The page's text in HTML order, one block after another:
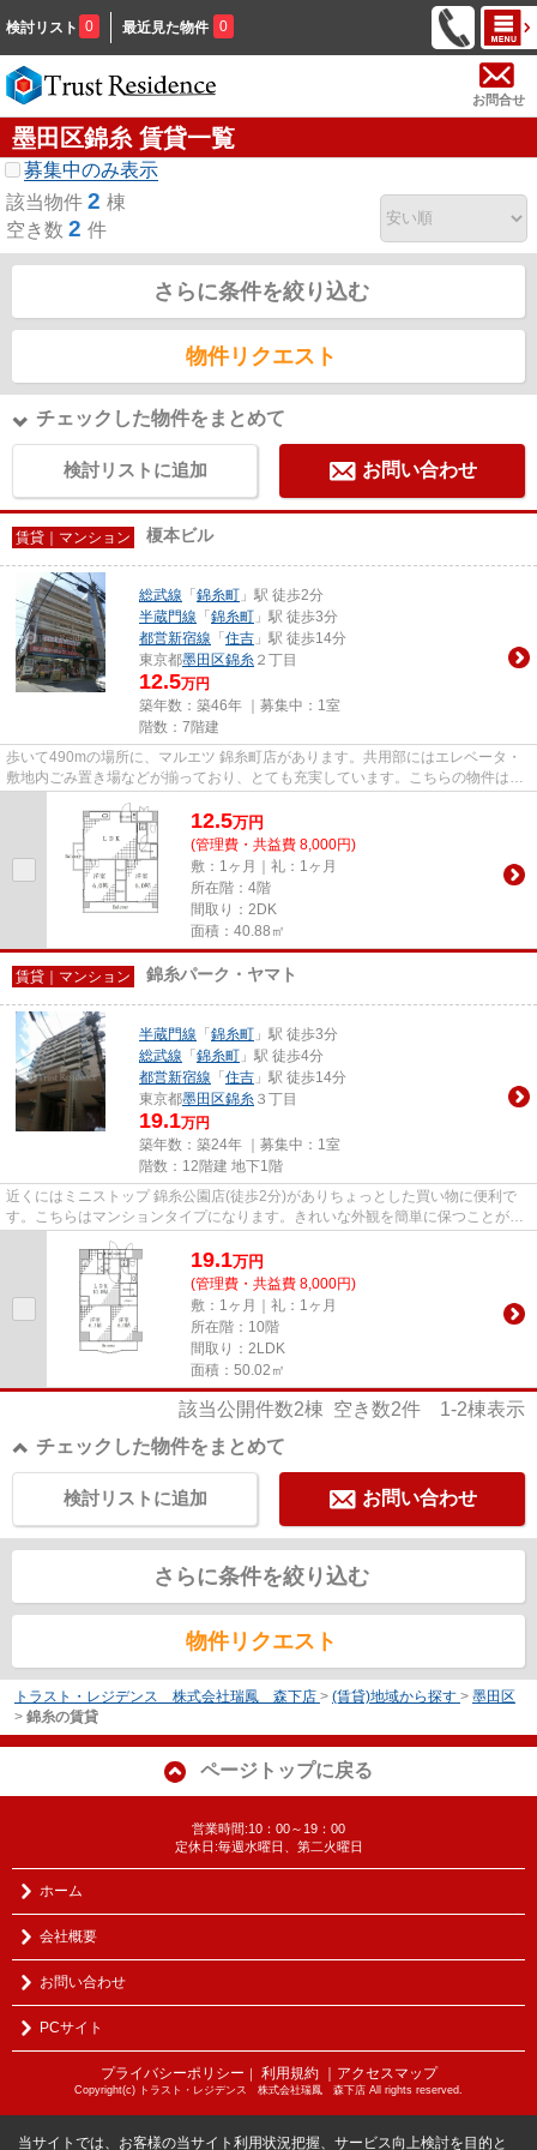
検討リスト 0 最近見た物件 0
お問合せ
墨田区錦糸 賃貸一覧
募集中のみ表示
該当物件 2 棟
空き数 2 件
さらに条件を絞り込む
物件リクエスト
チェックした物件をまとめて
検討リストに追加 お問い合わせ
賃貸｜マンション 榎本ビル
総武線 「 錦糸町 」駅 徒歩2分
半蔵門線 「 錦糸町 」駅 徒歩3分
都営新宿線 「 住吉 」駅 徒歩14分
東京都墨田区錦糸 ２丁目
12.5万円
築年数：築46年 ｜募集中： 1室
階数：7階建
歩いて490mの場所に、マルエツ 錦糸町店があります。共用部にはエレベータ・
敷地内ごみ置き場などが揃っており、とても充実しています。こちらの物件はマ
12.5万円
(管理費・共益費 8,000円)
敷：1ヶ月｜礼：1ヶ月
所在階：4階
間取り：2DK
面積：40.88㎡
賃貸｜マンション 錦糸パーク・ヤマト
半蔵門線 「 錦糸町 」駅 徒歩3分
総武線 「 錦糸町 」駅 徒歩4分
都営新宿線 「 住吉 」駅 徒歩14分
東京都墨田区錦糸 ３丁目
19.1万円
築年数：築24年 ｜募集中： 1室
階数：12階建 地下1階
近くにはミニストップ 錦糸公園店(徒歩2分)がありちょっとした買い物に便利で
す。こちらはマンションタイプになります。きれいな外観を簡単に保つことがで
きる、外観タイル張りとなっ...
19.1万円
(管理費・共益費 8,000円)
敷：1ヶ月｜礼：1ヶ月
所在階：10階
間取り：2LDK
面積：50.02㎡
該当公開件数2棟 空き数2件 1-2棟表示
チェックした物件をまとめて
お問い合わせ
検討リストに追加
さらに条件を絞り込む
物件リクエスト
トラスト・レジデンス 株式会社瑞鳳 森下店 > (賃貸)地域から探す > 墨田区
> 錦糸の賃貸
ページトップに戻る
営業時間:10：00～19：00
定休日:毎週水曜日、第二火曜日
ホーム
会社概要
お問い合わせ
PCサイト
プライバシーポリシー ｜ 利用規約 ｜アクセスマップ
Copyright(c) トラスト・レジデンス 株式会社瑞鳳 森下店 All rights reserved.
当サイトでは、お客様の当サイト利用状況把握、サービス向上検討を目的と